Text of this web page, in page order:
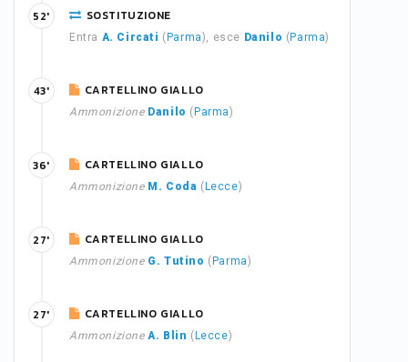
SOSTITUZIONE
Entra A. Circati ( Parma), esce Danilo ( Parma)
52'
CARTELLINO GIALLO
Ammonizione Danilo ( Parma)
43'
CARTELLINO GIALLO
Ammonizione M. Coda ( Lecce)
36'
CARTELLINO GIALLO
Ammonizione G. Tutino ( Parma)
27'
CARTELLINO GIALLO
Ammonizione A. Blin ( Lecce)
27'